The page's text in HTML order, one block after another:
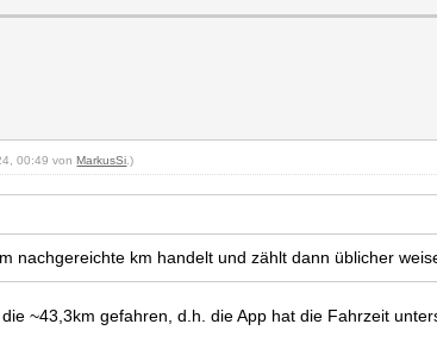
00:49 vonMarkusSi .)
nachgereichte km handelt und zählt dann üblicher
~43,3km gefahren, d.h. die App hat die Fahrzeit